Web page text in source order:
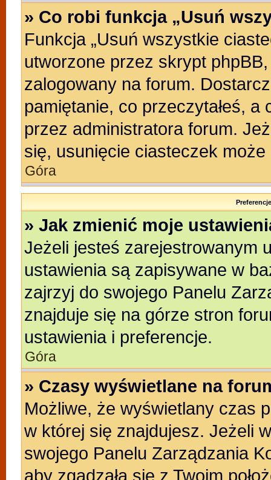
» Co robi funkcja „Usuń
Funkcja „Usuń wszystkie
utworzone przez skrypt
zalogowany na forum.
pamiętanie, co przeczytałeś, a
przez administratora forum.
się, usunięcie ciasteczek może
Góra
» Jak zmienić moje
Jeżeli jesteś zarejestrowanym
ustawienia są zapisywane w
zajrzyj do swojego Panelu
znajduje się na górze stron
ustawienia i preferencje.
Góra
» Czasy wyświetlane na
Możliwe, że wyświetlany czas
w której się znajdujesz. Jeżeli
swojego Panelu Zarządzania
aby zgadzała się z Twoim